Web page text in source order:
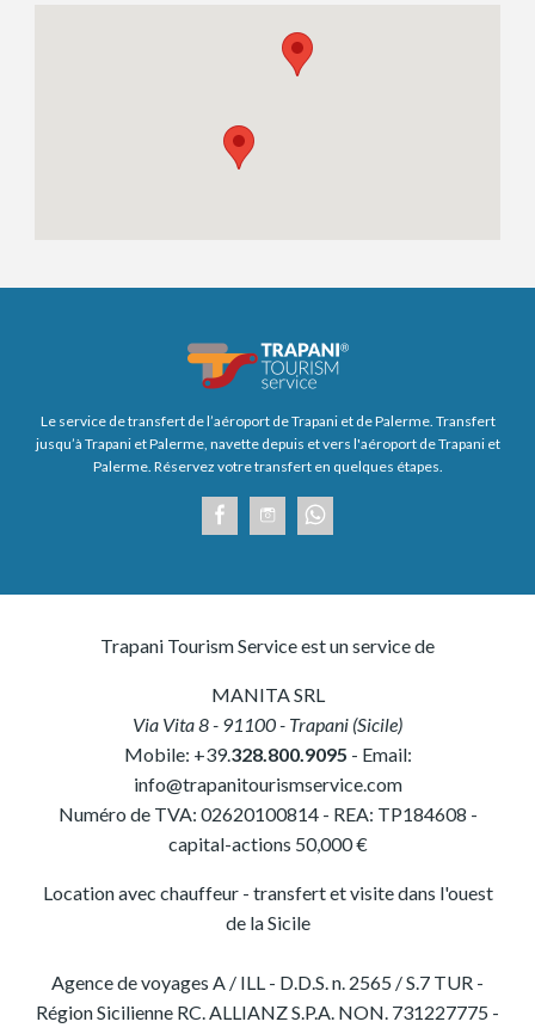
Le service de transfert de l’aéroport de Trapani et de Palerme. Transfert
jusqu’à Trapani et Palerme, navette depuis et vers l'aéroport de Trapani et
Palerme. Réservez votre transfert en quelques étapes.
Trapani Tourism Service est un service de
MANITA SRL
Via Vita 8- 91100- Trapani (Sicile)
Mobile: +39.328.800.9095 - Email:
info@trapanitourismservice.com
Numéro de TVA: 02620100814- REA: TP184608 -
capital-actions 50,000 €
Location avec chauffeur - transfert et visite dans l'ouest
de la Sicile
Agence de voyages A / ILL - D.D.S. n. 2565 / S.7 TUR -
Région Sicilienne RC. ALLIANZ S.P.A. NON. 731227775 -